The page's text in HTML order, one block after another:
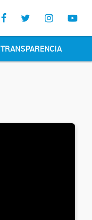
TRANSPARENCIA